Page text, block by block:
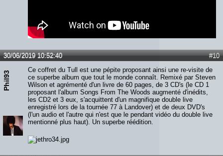
#10
30/06/2019 10:52:40
Phil93
Ce coffret du Tull est une pépite proposant ainsi une re-visite de
ce superbe album que tout le monde connaît. Remixé par Steven
Wilson et agrémenté d'un livre de 60 pages, de 3 CD's (le CD 1
proposant l'album Songs From The Woods augmenté d'inédits,
les CD2 et 3 eux, s'acquittent d'un magnifique double live
enregistré lors de la tournée 77 à Landover) et de deux DVD's
(l'un audio et l'autre qui n'est que le pendant vidéo du double live
mentionné plus haut). Un superbe réédition.